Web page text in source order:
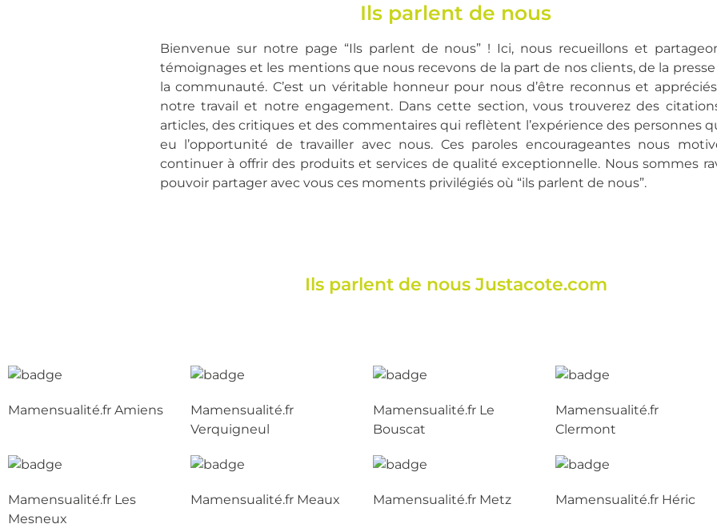
Ils parlent de nous
Bienvenue sur notre page “Ils parlent de nous” ! Ici, nous recueillons et
témoignages et les mentions que nous recevons de la part de nos clients, de la
la communauté. C’est un véritable honneur pour nous d’être reconnus et
notre travail et notre engagement. Dans cette section, vous trouverez des
articles, des critiques et des commentaires qui reflètent l’expérience des personnes
eu l’opportunité de travailler avec nous. Ces paroles encourageantes nous
continuer à offrir des produits et services de qualité exceptionnelle. Nous sommes
pouvoir partager avec vous ces moments privilégiés où “ils parlent de nous”.
Ils parlent de nous Justacote.com
Mamensualité.fr Amiens
Mamensualité.fr
Verquigneul
Mamensualité.fr Le
Bouscat
Mamensualité.fr
Clermont
Mamensualité.fr Les
Mesneux
Mamensualité.fr Meaux Mamensualité.fr Metz Mamensualité.fr Héric